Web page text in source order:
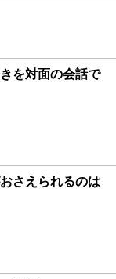
を対面の会話で
さえられるのは